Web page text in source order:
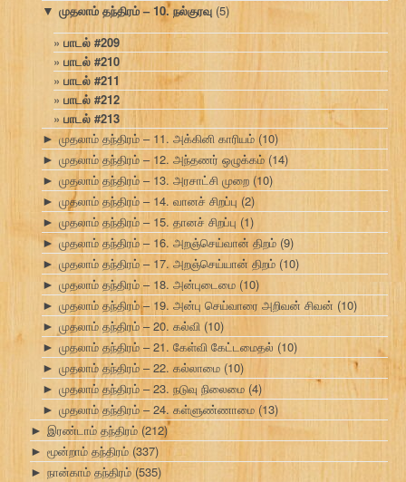
▼ முதலாம் தந்திரம் – 10. நல்குரவு (5)
பாடல் #209
பாடல் #210
பாடல் #211
பாடல் #212
பாடல் #213
► முதலாம் தந்திரம் – 11. அக்கினி காரியம் (10)
► முதலாம் தந்திரம் – 12. அந்தணர் ஒழுக்கம் (14)
► முதலாம் தந்திரம் – 13. அரசாட்சி முறை (10)
► முதலாம் தந்திரம் – 14. வானச் சிறப்பு (2)
► முதலாம் தந்திரம் – 15. தானச் சிறப்பு (1)
► முதலாம் தந்திரம் – 16. அறஞ்செய்வான் திறம் (9)
► முதலாம் தந்திரம் – 17. அறஞ்செய்யான் திறம் (10)
► முதலாம் தந்திரம் – 18. அன்புடைமை (10)
► முதலாம் தந்திரம் – 19. அன்பு செய்வாரை அறிவன் சிவன் (10)
► முதலாம் தந்திரம் – 20. கல்வி (10)
► முதலாம் தந்திரம் – 21. கேள்வி கேட்டமைதல் (10)
► முதலாம் தந்திரம் – 22. கல்லாமை (10)
► முதலாம் தந்திரம் – 23. நடுவு நிலைமை (4)
► முதலாம் தந்திரம் – 24. கள்ளுண்ணாமை (13)
► இரண்டாம் தந்திரம் (212)
► மூன்றாம் தந்திரம் (337)
► நான்காம் தந்திரம் (535)